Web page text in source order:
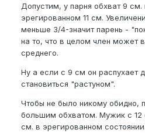
Допустим, у парня обхват 9
эрегированном 11 см.
меньше 3/4-значит парень -
на то, что в целом член может
среднего.
Ну а если с 9 см он распухает
становиться "растуном".
Чтобы не было никому обидно,
большим обхватом. Мужик с 12
см. в эрегированном